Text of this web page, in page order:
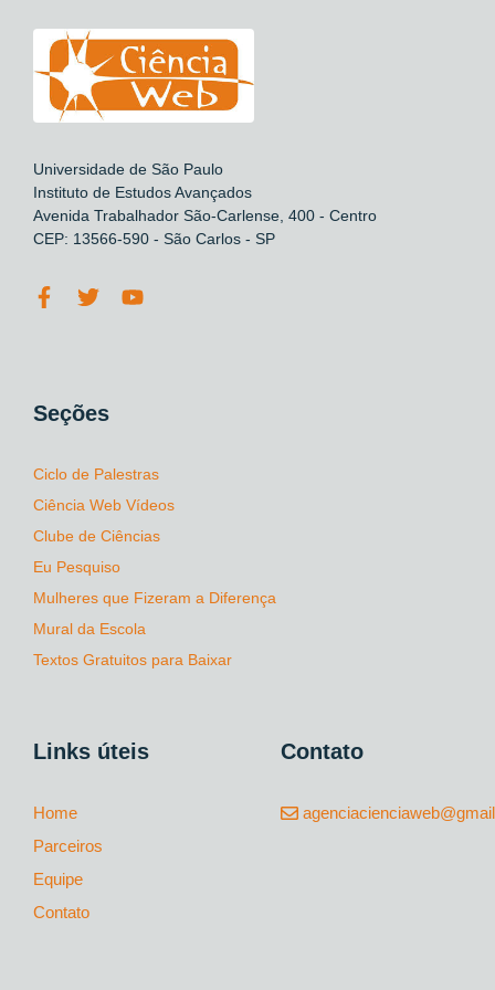
Universidade de São Paulo
Instituto de Estudos Avançados
Avenida Trabalhador São-Carlense, 400 - Centro
CEP: 13566-590 - São Carlos - SP
Seções
Ciclo de Palestras
Ciência Web Vídeos
Clube de Ciências
Eu Pesquiso
Mulheres que Fizeram a Diferença
Mural da Escola
Textos Gratuitos para Baixar
Links úteis
Home
Parceiros
Equipe
Contato
Contato